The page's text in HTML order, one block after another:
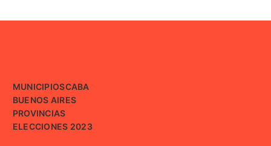
MUNICIPIOSCABA
BUENOS AIRES
PROVINCIAS
ELECCIONES 2023